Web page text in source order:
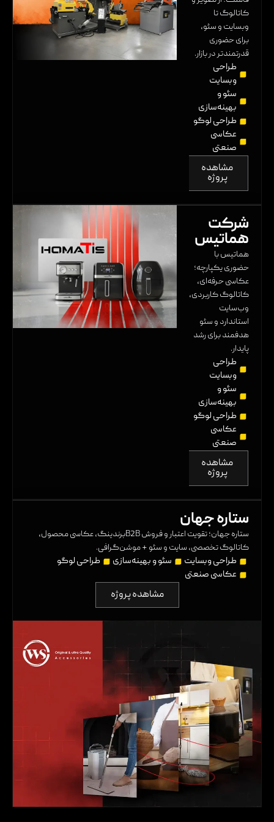
کاتالوگ تا
وبسایت و سئو،
برای حضوری
قدرتمندتر در بازار.
طراحی
وبسایت
سئو و
بهینه‌سازی
طراحی لوگو
عکاسی
صنعتی
مشاهده
پروژه
شرکت
هماتیس
هماتیس با
حضوری یکپارچه؛
عکاسی حرفه‌ای،
کاتالوگ کاربردی،
وب‌سایت
استاندارد و سئو
هدفمند برای رشد
پایدار.
طراحی
وبسایت
سئو و
بهینه‌سازی
طراحی لوگو
عکاسی
صنعتی
مشاهده
پروژه
ستاره جهان
ستاره جهان؛ تقویت اعتبار و فروش B2Bبرندینگ، عکاسی محصول،
کاتالوگ تخصصی، سایت و سئو + موشن‌گرافی.
طراحی وبسایت سئو و بهینه‌سازی
طراحی لوگو
عکاسی صنعتی
مشاهده پروژه